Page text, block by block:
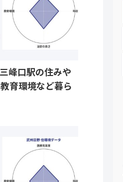
峰口駅の住みや
育環境など暮ら